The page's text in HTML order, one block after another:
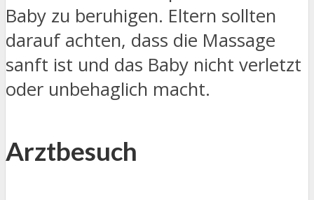
Baby zu beruhigen. Eltern sollten
darauf achten, dass die Massage
sanft ist und das Baby nicht verletzt
oder unbehaglich macht.
Arztbesuch